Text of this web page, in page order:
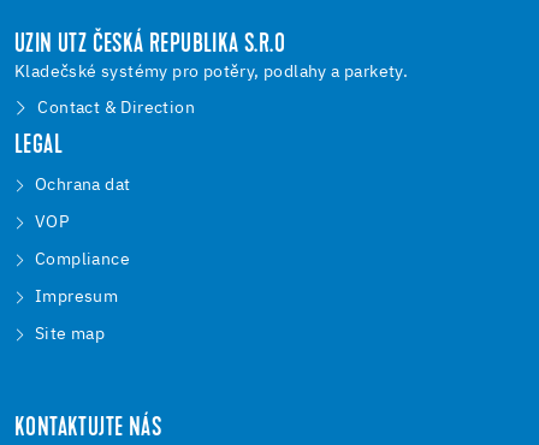
UZIN UTZ ČESKÁ REPUBLIKA S.R.O
Kladečské systémy pro potěry, podlahy a parkety.
Contact & Direction
LEGAL
Ochrana dat
VOP
Compliance
Impresum
Site map
KONTAKTUJTE NÁS